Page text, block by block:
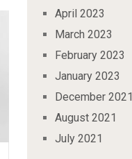
April 2023
March 2023
February 2023
January 2023
December 2021
August 2021
July 2021